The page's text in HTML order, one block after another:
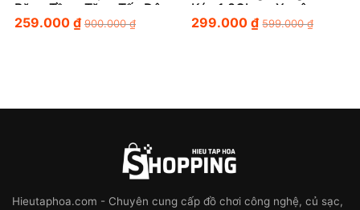
Băng Tần – Tăng Tốc Độ
Kết Nối Mượt Mà Cho
259.000 ₫ 900.000₫
Kép 1.8Gbps, Xuyên
Tường Mạnh Mẽ)
299.000₫ 599.000₫
Hieutaphoa.com - Chuyên cung cấp đồ chơi công nghệ, củ sạc,